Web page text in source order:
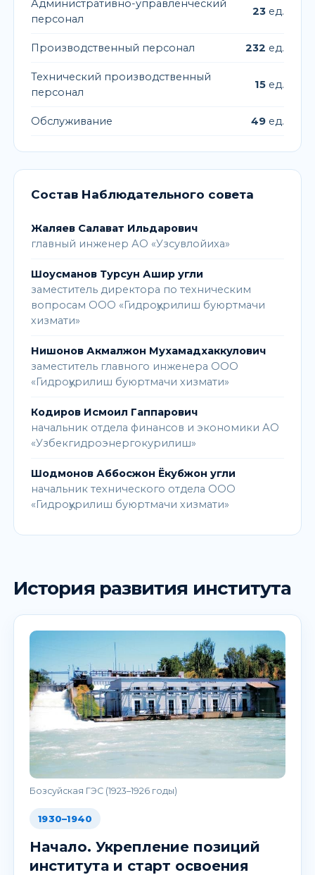
Административно-управленческий
персонал
23 ед.
Производственный персонал 232 ед.
Технический производственный
персонал
15 ед.
Обслуживание 49 ед.
Состав Наблюдательного совета
Жаляев Салават Ильдарович
главный инженер АО «Узсувлойиха»
Шоусманов Турсун Ашир угли
заместитель директора по техническим
вопросам ООО «Гидроқурилиш буюртмачи
хизмати»
Нишонов Акмалжон Мухамадхаккулович
заместитель главного инженера ООО
«Гидроқурилиш буюртмачи хизмати»
Кодиров Исмоил Гаппарович
начальник отдела финансов и экономики АО
«Узбекгидроэнергокурилиш»
Шодмонов Аббосжон Ёкубжон угли
начальник технического отдела ООО
«Гидроқурилиш буюртмачи хизмати»
История развития института
Бозсуйская ГЭС (1923–1926 годы)
1930–1940
Начало. Укрепление позиций
института и старт освоения